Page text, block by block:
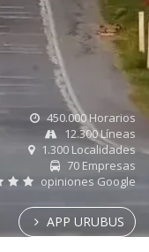
450.000 Horarios
12.300 Líneas
1.300 Localidades
70 Empresas
opiniones Google
APP URUBUS